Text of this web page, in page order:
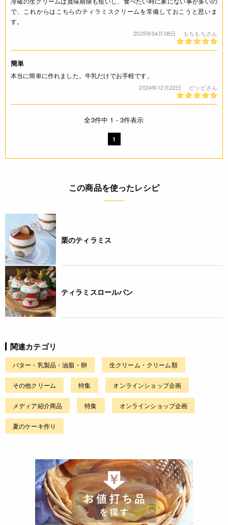
で、これからはこちらのティラミスクリームを常備しておこうと思いま
す。
2025年04月08日 もちもちさん
簡単
本当に簡単に作れました。牛乳だけでお手軽です。
2024年12月22日 ピッピさん
全3件中 1 - 3件表示
1
この商品を使ったレシピ
栗のティラミス
ティラミスロールパン
関連カテゴリ
バター・乳製品・油脂・卵 生クリーム・クリーム類
その他クリーム 特集 オンラインショップ企画
メディア紹介商品 特集 オンラインショップ企画
夏のケーキ作り